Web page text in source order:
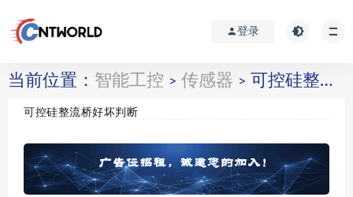
登录
当前位置： 智能工控 > 传感器 > 可控硅整流桥好坏判断
可控硅整流桥好坏判断